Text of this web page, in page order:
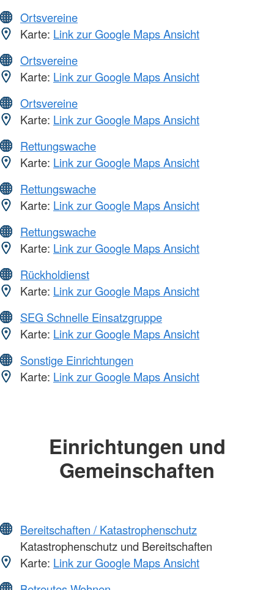
Ortsvereine
Karte: Link zur Google Maps Ansicht
Ortsvereine
Karte: Link zur Google Maps Ansicht
Ortsvereine
Karte: Link zur Google Maps Ansicht
Rettungswache
Karte: Link zur Google Maps Ansicht
Rettungswache
Karte: Link zur Google Maps Ansicht
Rettungswache
Karte: Link zur Google Maps Ansicht
Rückholdienst
Karte: Link zur Google Maps Ansicht
SEG Schnelle Einsatzgruppe
Karte: Link zur Google Maps Ansicht
Sonstige Einrichtungen
Karte: Link zur Google Maps Ansicht
Einrichtungen und
Gemeinschaften
Bereitschaften / Katastrophenschutz
Katastrophenschutz und Bereitschaften
Karte: Link zur Google Maps Ansicht